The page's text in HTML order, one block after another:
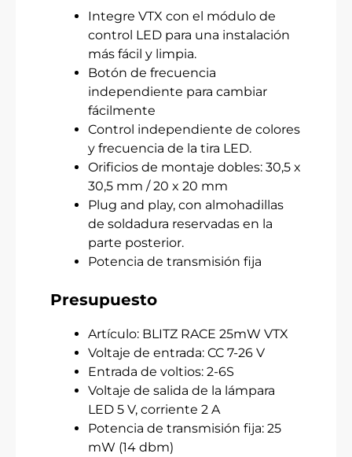
Integre VTX con el módulo de
control LED para una instalación
más fácil y limpia.
Botón de frecuencia
independiente para cambiar
fácilmente
Control independiente de colores
y frecuencia de la tira LED.
Orificios de montaje dobles: 30,5 x
30,5 mm / 20 x 20 mm
Plug and play, con almohadillas
de soldadura reservadas en la
parte posterior.
Potencia de transmisión fija
Presupuesto
Artículo: BLITZ RACE 25mW VTX
Voltaje de entrada: CC 7-26 V
Entrada de voltios: 2-6S
Voltaje de salida de la lámpara
LED 5 V, corriente 2 A
Potencia de transmisión fija: 25
mW (14 dbm)